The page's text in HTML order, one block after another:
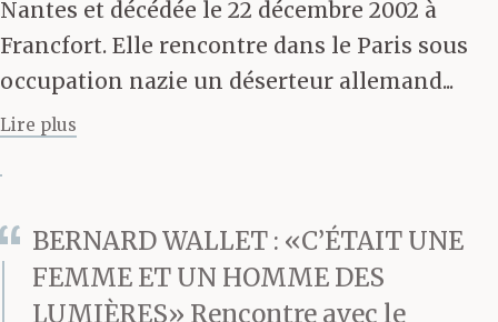
roulaient si bas qu’ils
semblaient vouloir se
précipiter sur la terre.
toutes seules, les
oiseaux tombaient du
Nantes et décédée le 22 décembre 2002 à
Francfort. Elle rencontre dans le Paris sous
occupation nazie un déserteur allemand...
Lire plus
BERNARD WALLET : «C’ÉTAIT UNE
FEMME ET UN HOMME DES
LUMIÈRES» Rencontre avec le